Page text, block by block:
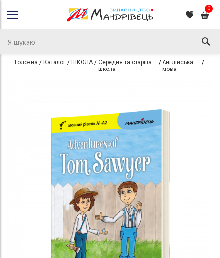
0
Головна Каталог ШКОЛА
Середня та старша
школа
Англійська
мова